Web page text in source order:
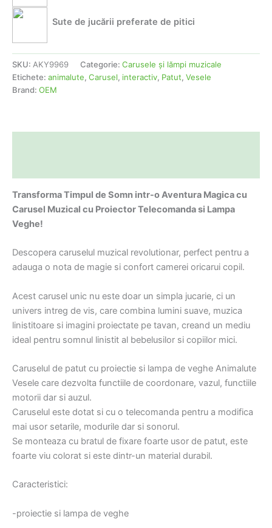
Sute de jucării preferate de pitici
SKU: AKY9969 Categorie: Carusele şi lămpi muzicale
Etichete: animalute, Carusel, interactiv, Patut, Vesele
Brand: OEM
Transforma Timpul de Somn intr-o Aventura Magica cu
Carusel Muzical cu Proiector Telecomanda si Lampa
Veghe!
Descopera caruselul muzical revolutionar, perfect pentru a
adauga o nota de magie si confort camerei oricarui copil.
Acest carusel unic nu este doar un simpla jucarie, ci un
univers intreg de vis, care combina lumini suave, muzica
linistitoare si imagini proiectate pe tavan, creand un mediu
ideal pentru somnul linistit al bebelusilor si copiilor mici.
Caruselul de patut cu proiectie si lampa de veghe Animalute
Vesele care dezvolta functiile de coordonare, vazul, functiile
motorii dar si auzul.
Caruselul este dotat si cu o telecomanda pentru a modifica
mai usor setarile, modurile dar si sonorul.
Se monteaza cu bratul de fixare foarte usor de patut, este
foarte viu colorat si este dintr-un material durabil.
Caracteristici:
-proiectie si lampa de veghe